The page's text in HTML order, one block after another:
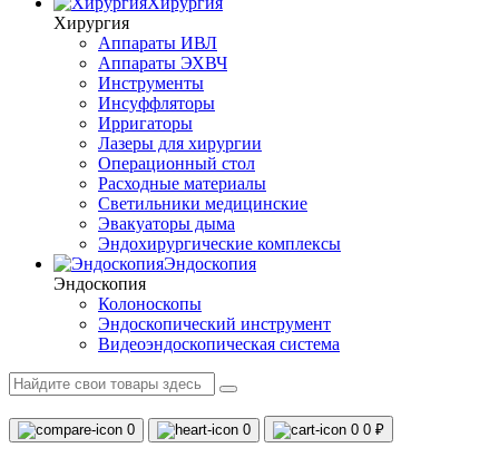
Хирургия
Аппараты ИВЛ
Аппараты ЭХВЧ
Инструменты
Инсуффляторы
Ирригаторы
Лазеры для хирургии
Операционный стол
Расходные материалы
Светильники медицинские
Эвакуаторы дыма
Эндохирургические комплексы
Эндоскопия
Эндоскопия
Колоноскопы
Эндоскопический инструмент
Видеоэндоскопическая система
0 0 0 0 ₽